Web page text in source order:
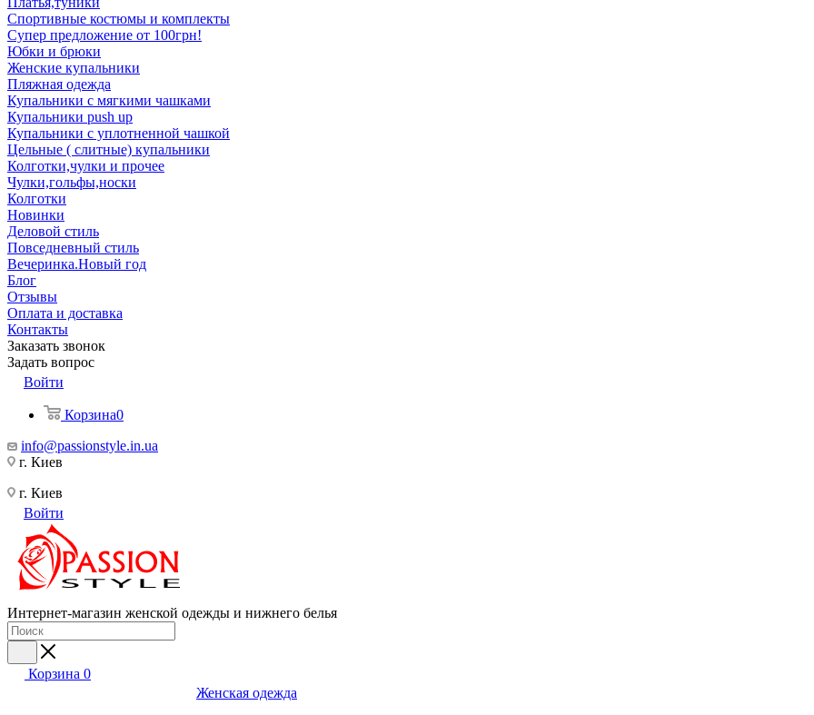
Спортивные костюмы и комплекты
Супер предложение от 100грн!
Юбки и брюки
Женские купальники
Пляжная одежда
Купальники с мягкими чашками
Купальники push up
Купальники с уплотненной чашкой
Цельные ( слитные) купальники
Колготки,чулки и прочее
Чулки,гольфы,носки
Колготки
Новинки
Деловой стиль
Повседневный стиль
Вечеринка.Новый год
Блог
Отзывы
Оплата и доставка
Контакты
Заказать звонок
Задать вопрос
Войти
Корзина0
info@passionstyle.in.ua
г. Киев
г. Киев
Войти
Интернет-магазин женской одежды и нижнего белья
Корзина 0
Женская одежда